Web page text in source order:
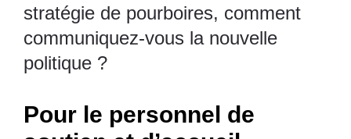
stratégie de pourboires, comment
communiquez-vous la nouvelle
politique ?
Pour le personnel de